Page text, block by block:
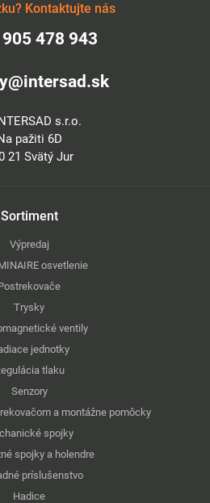
Kontaktujte nás
478 943
s.r.o.
pažiti 6D
21 Svätý Jur
Sortiment
Výpredaj
osvetlenie
Trysky
ventily
jednotky
tlaku
Senzory
a montážne pomôcky
spojky
spojky a holendre
príslušenstvo
Hadice